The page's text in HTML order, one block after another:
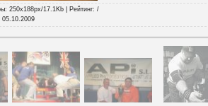
: 250x188px/17.1Kb | Рейтинг: /
05.10.2009